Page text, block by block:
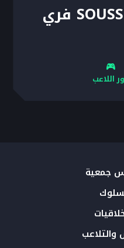
SOUSS GAMING فري
اللاعب
جمعية